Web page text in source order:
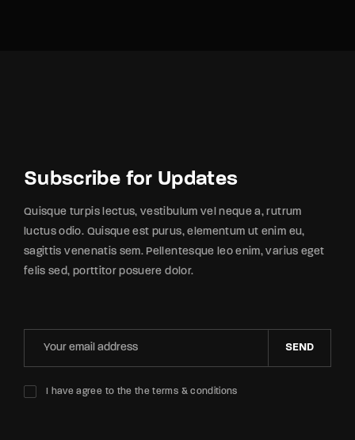
Subscribe for Updates
Quisque turpis lectus, vestibulum vel neque a, rutrum
luctus odio. Quisque est purus, elementum ut enim eu,
sagittis venenatis sem. Pellentesque leo enim, varius eget
felis sed, porttitor posuere dolor.
SEND
I have agree to the the terms & conditions